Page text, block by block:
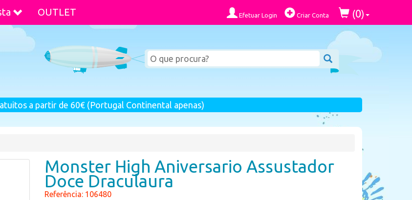
OUTLET Efetuar Login Criar Conta (0)
a partir de 60€ (Portugal Continental apenas)
Monster High Aniversario Assustador
Doce Draculaura
Referência: 106480